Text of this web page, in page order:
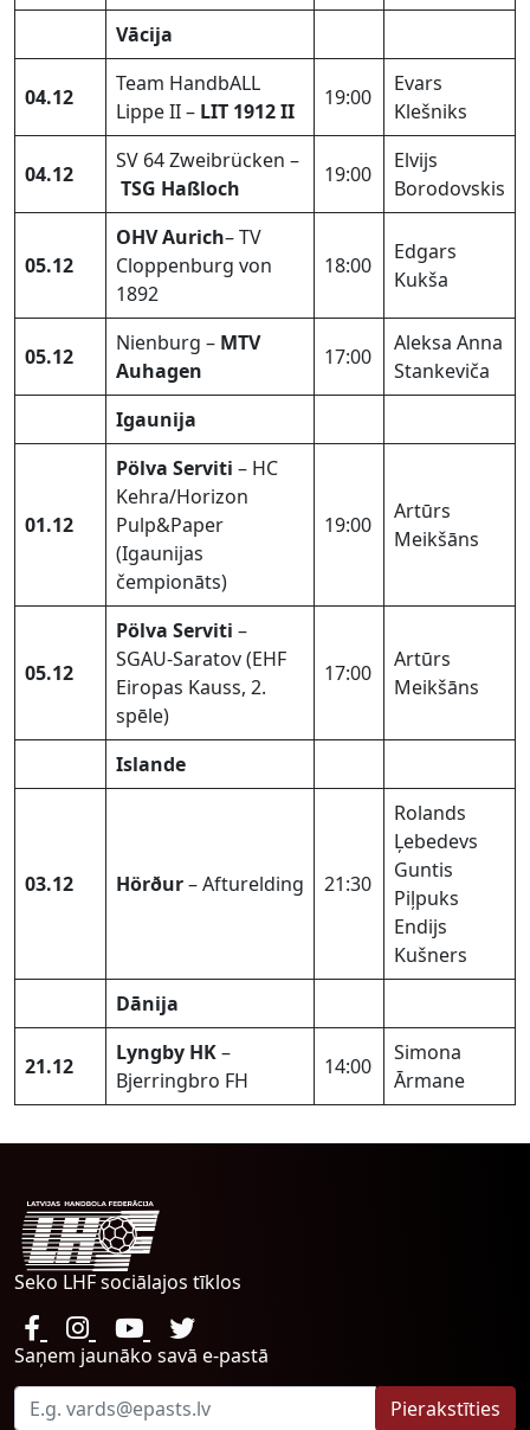
Vācija
04.12
Team HandbALL
Lippe II – LIT 1912 II
19:00
Evars
Klešniks
04.12
SV 64 Zweibrücken –
TSG Haßloch
19:00
Elvijs
Borodovskis
05.12
OHV Aurich– TV
Cloppenburg von
1892
18:00
Edgars
Kukša
05.12
Nienburg – MTV
Auhagen
17:00
Aleksa Anna
Stankeviča
Igaunija
01.12
Pölva Serviti – HC
Kehra/Horizon
Pulp&Paper
(Igaunijas
čempionāts)
19:00
Artūrs
Meikšāns
05.12
Pölva Serviti –
SGAU-Saratov (EHF
Eiropas Kauss, 2.
spēle)
17:00
Artūrs
Meikšāns
Islande
03.12 Hörður– Afturelding 21:30
Rolands
Ļebedevs
Guntis
Piļpuks
Endijs
Kušners
Dānija
21.12
Lyngby HK–
Bjerringbro FH
14:00
Simona
Ārmane
Seko LHF sociālajos tīklos
Saņem jaunāko savā e-pastā